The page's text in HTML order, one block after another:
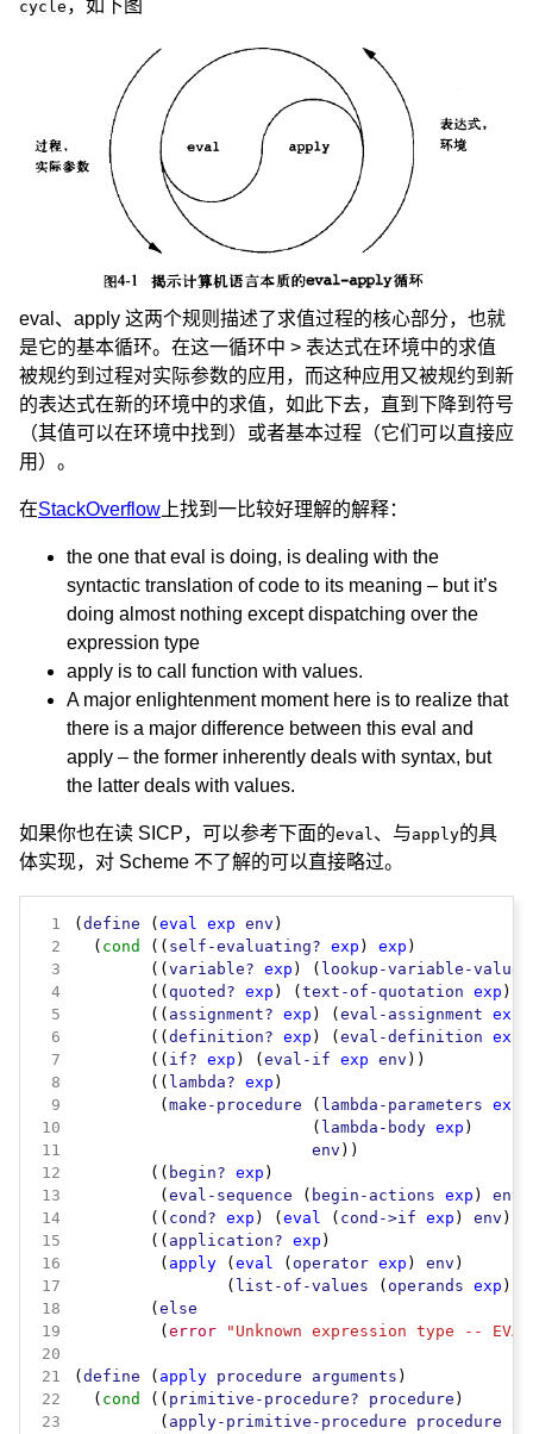
cycle ，如下图
eval、apply 这两个规则描述了求值过程的核心部分，也就
是它的基本循环。在这一循环中 > 表达式在环境中的求值
被规约到过程对实际参数的应用，而这种应用又被规约到新
的表达式在新的环境中的求值，如此下去，直到下降到符号
（其值可以在环境中找到）或者基本过程（它们可以直接应
用）。
在StackOverflow上找到一比较好理解的解释：
the one that eval is doing, is dealing with the
syntactic translation of code to its meaning – but it’s
doing almost nothing except dispatching over the
expression type
apply is to call function with values.
A major enlightenment moment here is to realize that
there is a major difference between this eval and
apply – the former inherently deals with syntax, but
the latter deals with values.
如果你也在读 SICP，可以参考下面的eval、与apply的具
体实现，对 Scheme 不了解的可以直接略过。
1 ( define ( eval exp env
2
  (
cond (( self-evaluating? exp ) exp
3
        ((
variable? exp ) ( lookup-variable-value
4
        ((
quoted? exp ) ( text-of-quotation exp
5
        ((
assignment? exp ) ( eval-assignment exp
6
        ((
definition? exp ) ( eval-definition exp
7
        ((
if? exp ) ( eval-if exp env
8
        ((
lambda? exp
9
         (
make-procedure ( lambda-parameters exp
10
                         (
lambda-body exp
11
env
12
        ((
begin? exp
13
         (
eval-sequence ( begin-actions exp ) env
14
        ((
cond? exp ) ( eval ( cond->if exp ) env
15
        ((
application? exp
16
         (
apply ( eval ( operator exp ) env
17
                (
list-of-values ( operands exp )
18
        (
else
19
         (
error
"Unknown expression type --
20
21
( define ( apply procedure arguments
22
  (
cond (( primitive-procedure? procedure
23
         (
apply-primitive-procedure procedure